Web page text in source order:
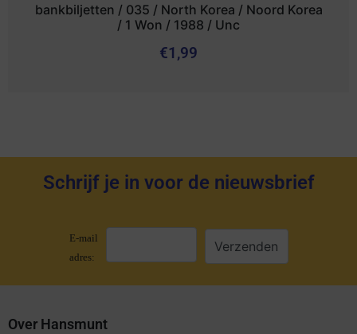
bankbiljetten / 035 / North Korea / Noord Korea
/ 1 Won / 1988 / Unc
€1,99
Schrijf je in voor de nieuwsbrief
E-mail
adres:
Over Hansmunt